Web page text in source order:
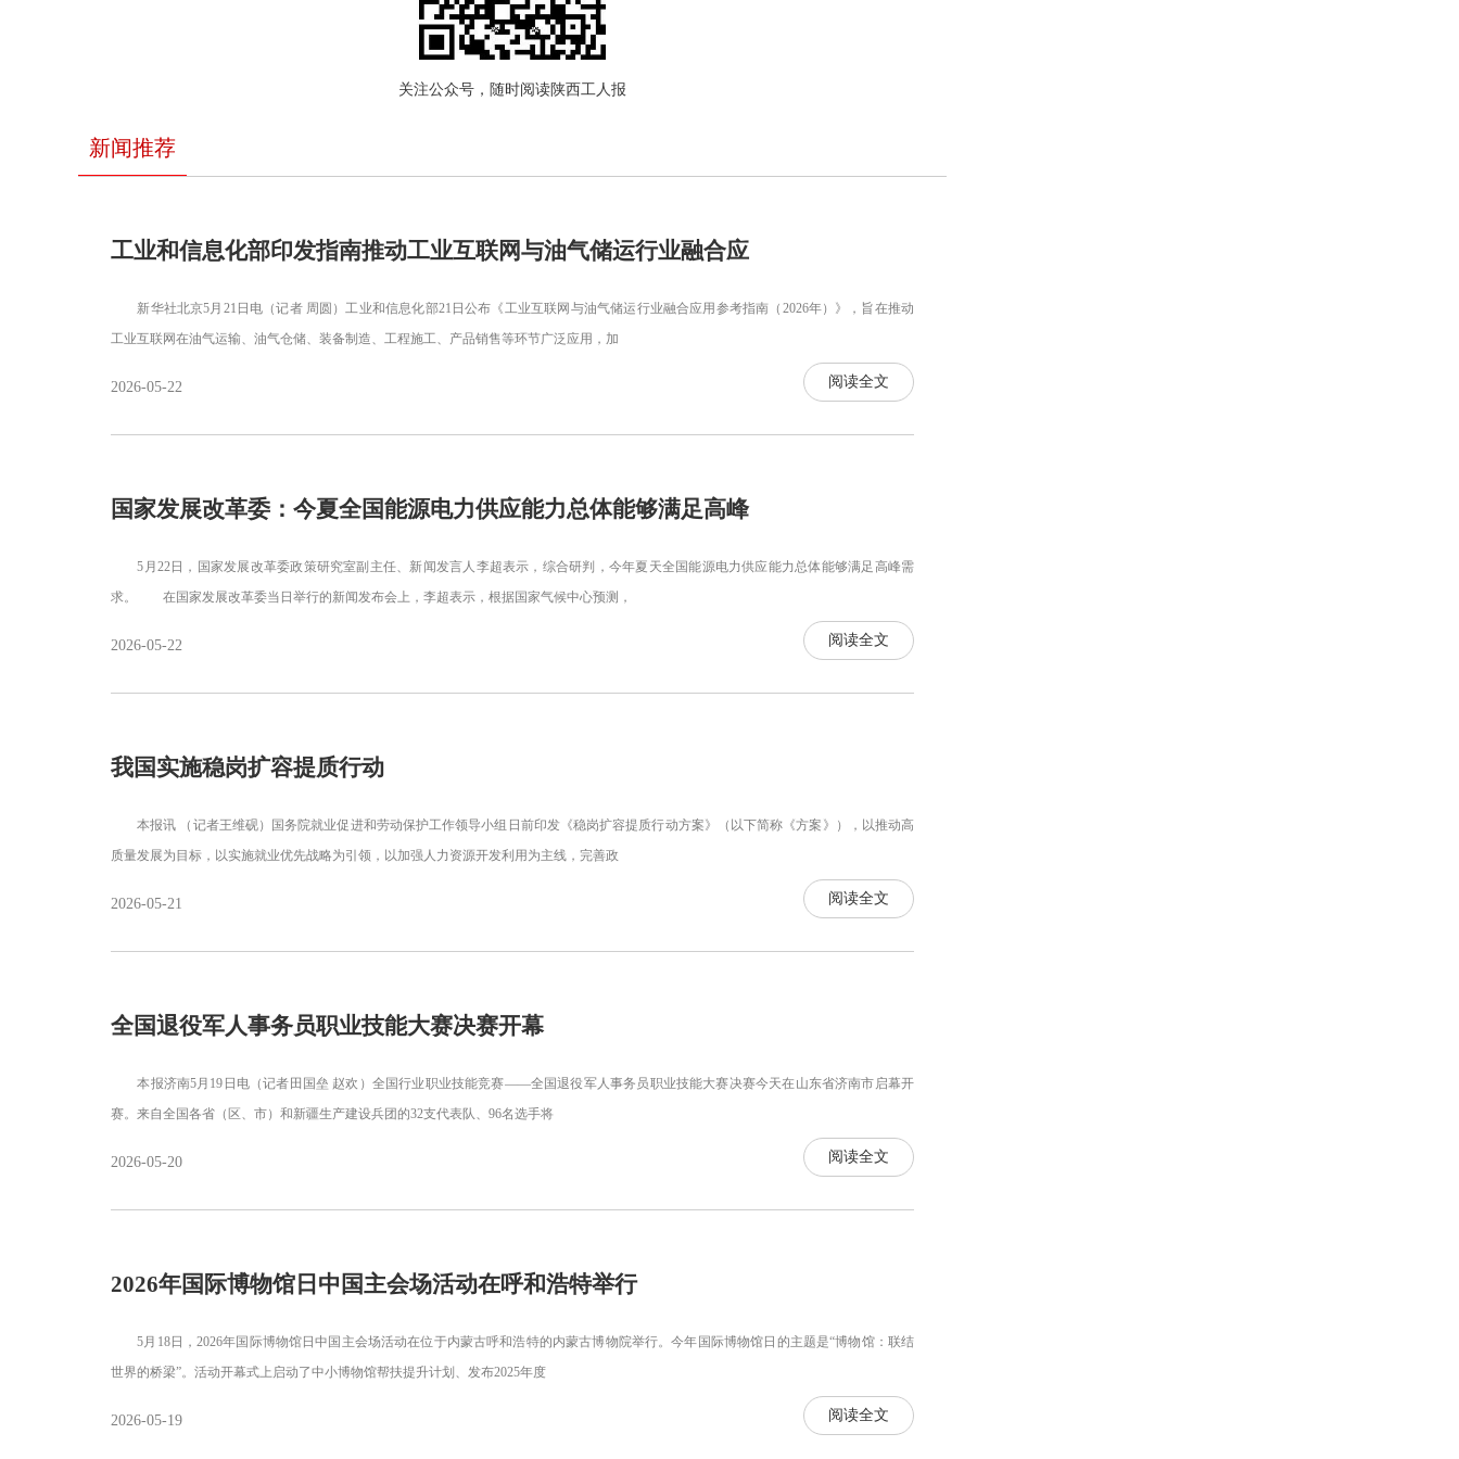
关注公众号，随时阅读陕西工人报
新闻推荐
工业和信息化部印发指南推动工业互联网与油气储运行业融合应
新华社北京5月21日电（记者 周圆）工业和信息化部21日公布《工业互联网与油气储运行业融合应用参考指南（2026年）》，旨在推动
工业互联网在油气运输、油气仓储、装备制造、工程施工、产品销售等环节广泛应用，加
2026-05-22 阅读全文
国家发展改革委：今夏全国能源电力供应能力总体能够满足高峰
5月22日，国家发展改革委政策研究室副主任、新闻发言人李超表示，综合研判，今年夏天全国能源电力供应能力总体能够满足高峰需
求。 在国家发展改革委当日举行的新闻发布会上，李超表示，根据国家气候中心预测，
2026-05-22 阅读全文
我国实施稳岗扩容提质行动
本报讯 （记者王维砚）国务院就业促进和劳动保护工作领导小组日前印发《稳岗扩容提质行动方案》（以下简称《方案》），以推动高
质量发展为目标，以实施就业优先战略为引领，以加强人力资源开发利用为主线，完善政
2026-05-21 阅读全文
全国退役军人事务员职业技能大赛决赛开幕
本报济南5月19日电（记者田国垒 赵欢）全国行业职业技能竞赛——全国退役军人事务员职业技能大赛决赛今天在山东省济南市启幕开
赛。来自全国各省（区、市）和新疆生产建设兵团的32支代表队、96名选手将
2026-05-20 阅读全文
2026年国际博物馆日中国主会场活动在呼和浩特举行
5月18日，2026年国际博物馆日中国主会场活动在位于内蒙古呼和浩特的内蒙古博物院举行。今年国际博物馆日的主题是“博物馆：联结
世界的桥梁”。活动开幕式上启动了中小博物馆帮扶提升计划、发布2025年度
2026-05-19 阅读全文